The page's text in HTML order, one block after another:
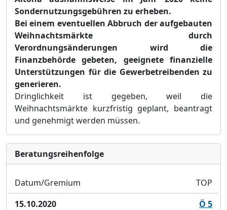
Sondernutzungsgebühren zu erheben.
Bei einem eventuellen Abbruch der aufgebauten
Weihnachtsmärkte durch
Verordnungsänderungen wird die
Finanzbehörde gebeten, geeignete finanzielle
Unterstützungen für die Gewerbetreibenden zu
generieren.
Dringlichkeit ist gegeben, weil die
Weihnachtsmärkte kurzfristig geplant, beantragt
und genehmigt werden müssen.
Bera­tungs­reihen­folge
Datum/Gremium
TOP
15.10.2020
Ö 5